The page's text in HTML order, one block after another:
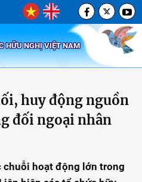
HỮU NGHỊ VIỆT NAM
huy động nguồn
đối ngoại nhân
hoạt động lớn trong